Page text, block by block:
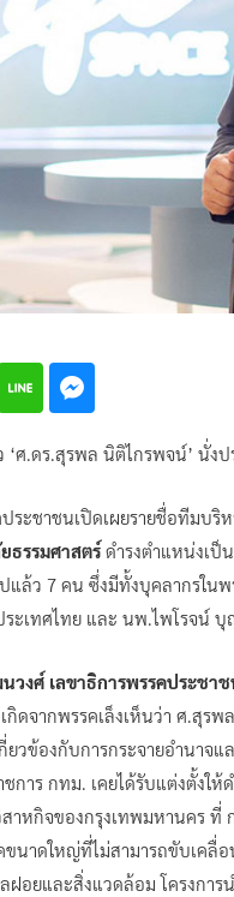
‘ศ.ดร.สุรพล นิติไกรพจน์’ นั่ง
ระชาชนเปิดเผยรายชื่อทีมบริ
ธรรมศาสตร์ ดำรงตำแหน่งเป็
แล้ว 7 คน ซึ่งมีทั้งบุคลากรใ
ระเทศไทย และ นพ.ไพโรจน์
งศ์ เลขาธิการพรรคประชา
กิดจากพรรคเล็งเห็นว่า ศ.สุ
วข้องกับการกระจายอำนาจ
การ กทม. เคยได้รับแต่งตั้งใ
าหกิจของกรุงเทพมหานคร
ขนาดใหญ่ที่ไม่สามารถขับเคลื่
ฝอยและสิ่งแวดล้อม โครงกา